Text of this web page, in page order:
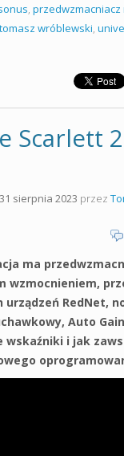
,
tomasz wróblewski,
Scarlett
31 sierpnia 2023 przez
ma
wzmocnieniem,
RedNet,
Auto
wskaźniki i jak